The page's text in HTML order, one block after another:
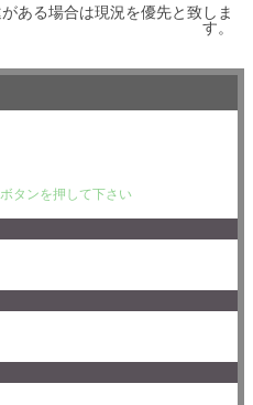
ある場合は現況を優先と致しま
す。
タンを押して下さい